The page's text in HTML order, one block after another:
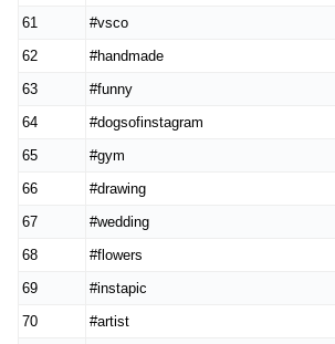
61 #vsco
62
#handmade
63
#funny
64
#dogsofinstagram
65
#gym
66
#drawing
67
#wedding
68
#flowers
69
#instapic
70
#artist